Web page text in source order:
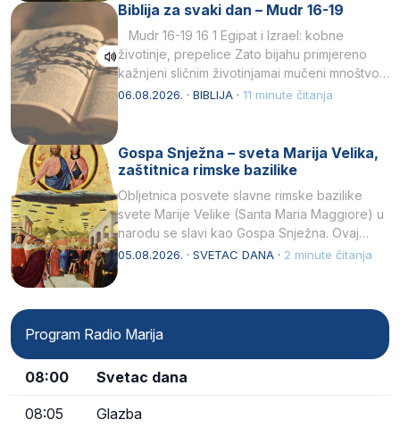
Biblija za svaki dan – Mudr 16-19
Mudr 16-19 16 1 Egipat i Izrael: kobne
životinje, prepelice Zato bijahu primjereno
kažnjeni sličnim životinjamai mučeni mnoštvom
kukaca.2 A narod…
06.08.2026. · BIBLIJA · 11 minute čitanja
Gospa Snježna – sveta Marija Velika,
zaštitnica rimske bazilike
Obljetnica posvete slavne rimske bazilike
svete Marije Velike (Santa Maria Maggiore) u
narodu se slavi kao Gospa Snježna. Ovaj
naziv, Sancta Maria…
05.08.2026. · SVETAC DANA · 2 minute čitanja
Program Radio Marija
08:00 Svetac dana
08:05 Glazba